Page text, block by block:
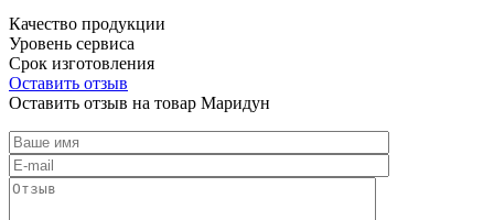
Качество продукции
Уровень сервиса
Срок изготовления
Оставить отзыв
Оставить отзыв на товар Маридун